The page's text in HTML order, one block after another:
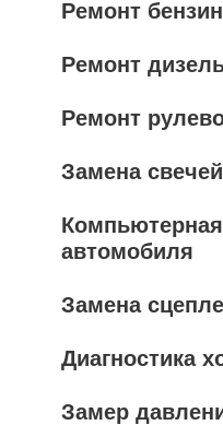
Ремонт
Ремонт
Ремонт
Замена
автомобиля
Замена
Диагностика
Замер